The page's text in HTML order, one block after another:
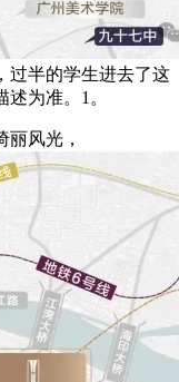
过半的学生进去了这
为准。1。
风光，